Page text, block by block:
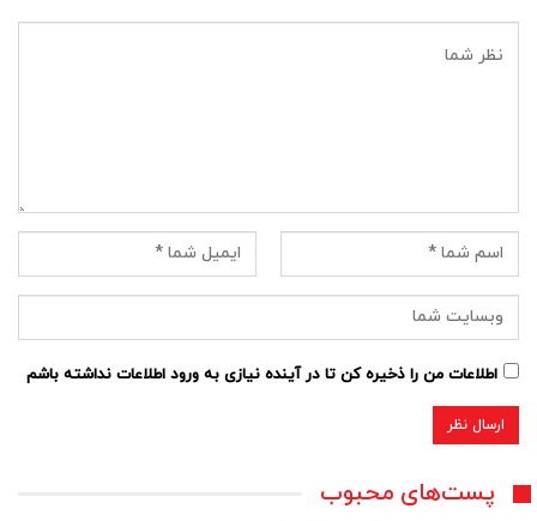
اطلاعات من را ذخیره کن تا در آینده نیازی به ورود اطلاعات نداشته باشم
پست‌های محبوب